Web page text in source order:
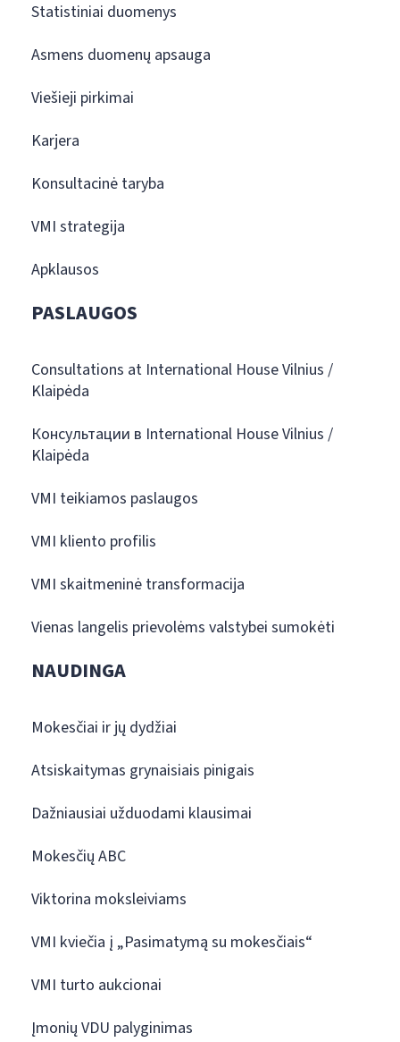
Statistiniai duomenys
Asmens duomenų apsauga
Viešieji pirkimai
Karjera
Konsultacinė taryba
VMI strategija
Apklausos
PASLAUGOS
Consultations at International House Vilnius /
Klaipėda
Консультации в International House Vilnius /
Klaipėda
VMI teikiamos paslaugos
VMI kliento profilis
VMI skaitmeninė transformacija
Vienas langelis prievolėms valstybei sumokėti
NAUDINGA
Mokesčiai ir jų dydžiai
Atsiskaitymas grynaisiais pinigais
Dažniausiai užduodami klausimai
Mokesčių ABC
Viktorina moksleiviams
VMI kviečia į „Pasimatymą su mokesčiais“
VMI turto aukcionai
Įmonių VDU palyginimas